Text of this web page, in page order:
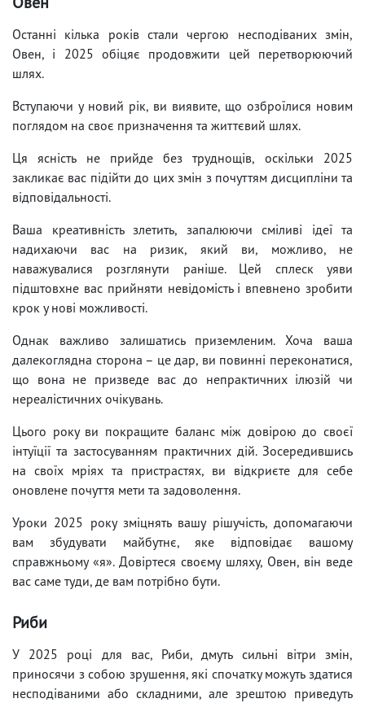
Останні кілька років стали чергою несподіваних змін,
Овен, і 2025 обіцяє продовжити цей перетворюючий
шлях.
Вступаючи у новий рік, ви виявите, що озброїлися новим
поглядом на своє призначення та життєвий шлях.
Ця ясність не прийде без труднощів, оскільки 2025
закликає вас підійти до цих змін з почуттям дисципліни та
відповідальності.
Ваша креативність злетить, запалюючи сміливі ідеї та
надихаючи вас на ризик, який ви, можливо, не
наважувалися розглянути раніше. Цей сплеск уяви
підштовхне вас прийняти невідомість і впевнено зробити
крок у нові можливості.
Однак важливо залишатись приземленим. Хоча ваша
далекоглядна сторона – це дар, ви повинні переконатися,
що вона не призведе вас до непрактичних ілюзій чи
нереалістичних очікувань.
Цього року ви покращите баланс між довірою до своєї
інтуїції та застосуванням практичних дій. Зосередившись
на своїх мріях та пристрастях, ви відкриєте для себе
оновлене почуття мети та задоволення.
Уроки 2025 року зміцнять вашу рішучість, допомагаючи
вам збудувати майбутнє, яке відповідає вашому
справжньому «я». Довіртеся своєму шляху, Овен, він веде
вас саме туди, де вам потрібно бути.
Риби
У 2025 році для вас, Риби, дмуть сильні вітри змін,
приносячи з собою зрушення, які спочатку можуть здатися
несподіваними або складними, але зрештою приведуть